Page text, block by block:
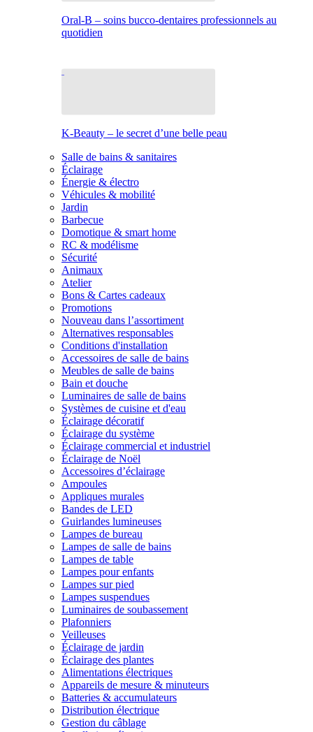
Oral-B – soins bucco-dentaires professionnels au
quotidien
K-Beauty – le secret d’une belle peau
Salle de bains & sanitaires
Éclairage
Énergie & électro
Véhicules & mobilité
Jardin
Barbecue
Domotique & smart home
RC & modélisme
Sécurité
Animaux
Atelier
Bons & Cartes cadeaux
Promotions
Nouveau dans l’assortiment
Alternatives responsables
Conditions d'installation
Accessoires de salle de bains
Meubles de salle de bains
Bain et douche
Luminaires de salle de bains
Systèmes de cuisine et d'eau
Éclairage décoratif
Éclairage du système
Éclairage commercial et industriel
Éclairage de Noël
Accessoires d’éclairage
Ampoules
Appliques murales
Bandes de LED
Guirlandes lumineuses
Lampes de bureau
Lampes de salle de bains
Lampes de table
Lampes pour enfants
Lampes sur pied
Lampes suspendues
Luminaires de soubassement
Plafonniers
Veilleuses
Éclairage de jardin
Éclairage des plantes
Alimentations électriques
Appareils de mesure & minuteurs
Batteries & accumulateurs
Distribution électrique
Gestion du câblage